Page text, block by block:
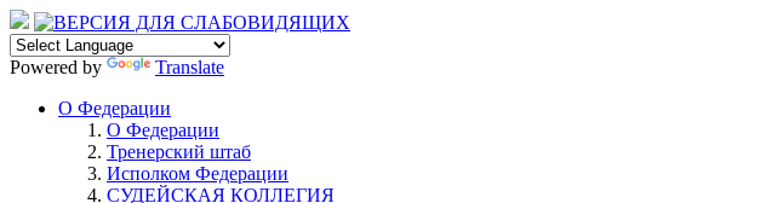
Powered by
Translate
О Федерации
О Федерации
Тренерский штаб
Исполком Федерации
СУДЕЙСКАЯ КОЛЛЕГИЯ